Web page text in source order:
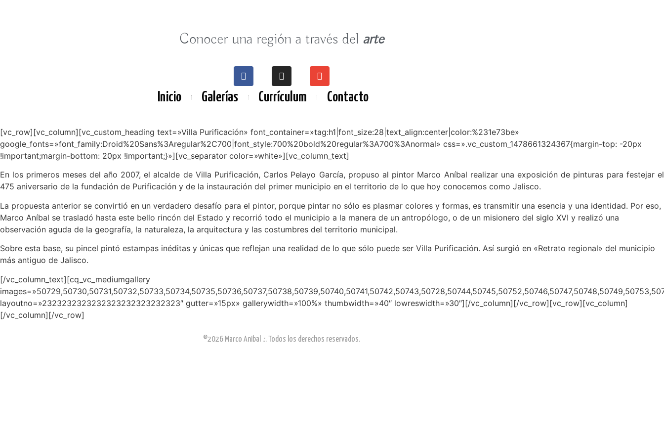
Conocer una región a través del arte
Inicio Galerías Currículum Contacto
[vc_row][vc_column][vc_custom_heading text=»Villa Purificación» font_container=»tag:h1|font_size:28|text_align:center|color:%231e73be»
google_fonts=»font_family:Droid%20Sans%3Aregular%2C700|font_style:700%20bold%20regular%3A700%3Anormal» css=».vc_custom_1478661324367{margin-top: -20px
!important;margin-bottom: 20px !important;}»][vc_separator color=»white»][vc_column_text]
En los primeros meses del año 2007, el alcalde de Villa Purificación, Carlos Pelayo García, propuso al pintor Marco Aníbal realizar una exposición de pinturas para festejar el
475 aniversario de la fundación de Purificación y de la instauración del primer municipio en el territorio de lo que hoy conocemos como Jalisco.
La propuesta anterior se convirtió en un verdadero desafío para el pintor, porque pintar no sólo es plasmar colores y formas, es transmitir una esencia y una identidad. Por eso,
Marco Aníbal se trasladó hasta este bello rincón del Estado y recorrió todo el municipio a la manera de un antropólogo, o de un misionero del siglo XVI y realizó una
observación aguda de la geografía, la naturaleza, la arquitectura y las costumbres del territorio municipal.
Sobre esta base, su pincel pintó estampas inéditas y únicas que reflejan una realidad de lo que sólo puede ser Villa Purificación. Así surgió en «Retrato regional» del municipio
más antiguo de Jalisco.
[/vc_column_text][cq_vc_mediumgallery
layoutno=»2323232323232323232323232323″ gutter=»15px» gallerywidth=»100%» thumbwidth=»40″ lowreswidth=»30″][/vc_column][/vc_row][vc_row][vc_column]
[/vc_column][/vc_row]
©2026 Marco Anibal .:. Todos los derechos reservados.